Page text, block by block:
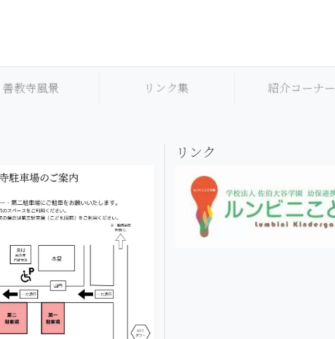
善教寺風景 リンク集 紹介コーナー
リンク